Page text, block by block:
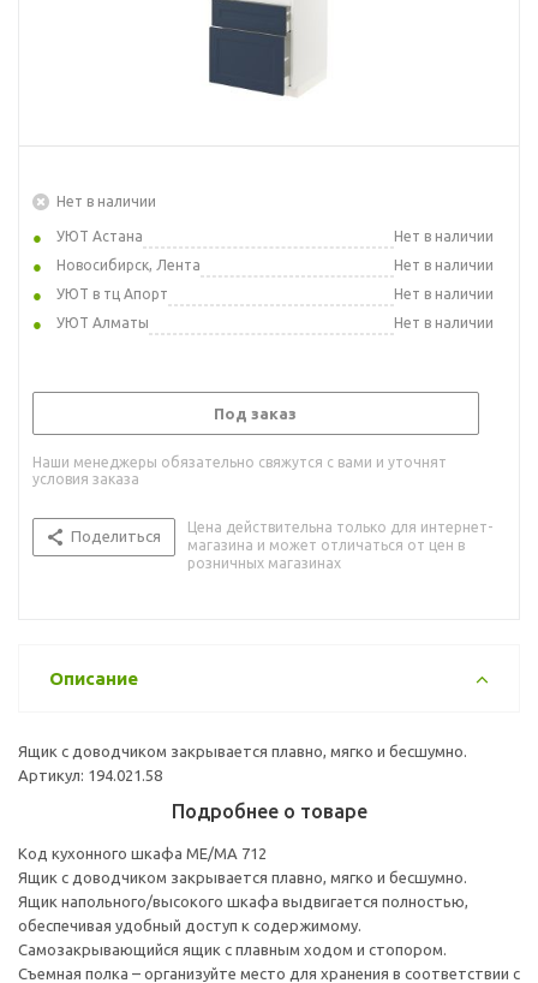
Нет в наличии
УЮТ Астана
Нет в наличии
Новосибирск, Лента
Нет в наличии
УЮТ в тц Апорт
Нет в наличии
УЮТ Алматы
Нет в наличии
Под заказ
Наши менеджеры обязательно свяжутся с вами и уточнят
условия заказа
Поделиться
Цена действительна только для интернет-
магазина и может отличаться от цен в
розничных магазинах
Описание
Ящик с доводчиком закрывается плавно, мягко и бесшумно.
Артикул: 194.021.58
Подробнее о товаре
Код кухонного шкафа ME/MA 712
Ящик с доводчиком закрывается плавно, мягко и бесшумно.
Ящик напольного/высокого шкафа выдвигается полностью,
обеспечивая удобный доступ к содержимому.
Cамозакрывающийся ящик с плавным ходом и стопором.
Съемная полка – организуйте место для хранения в соответствии с